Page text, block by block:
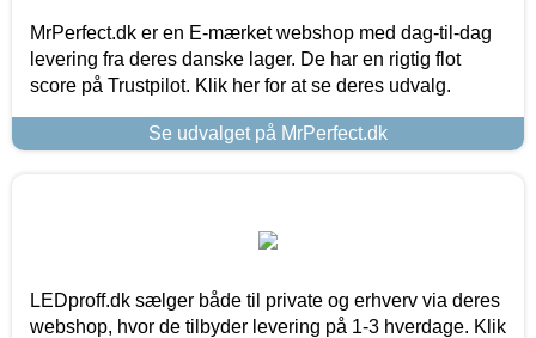
MrPerfect.dk er en E-mærket webshop med dag-til-dag
levering fra deres danske lager. De har en rigtig flot
score på Trustpilot. Klik her for at se deres udvalg.
Se udvalget på MrPerfect.dk
LEDproff.dk sælger både til private og erhverv via deres
webshop, hvor de tilbyder levering på 1-3 hverdage. Klik